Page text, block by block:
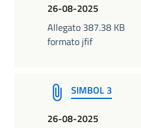
26-08-2025
Allegato 387.38 KB
formato jfif
SIMBOL 3
26-08-2025